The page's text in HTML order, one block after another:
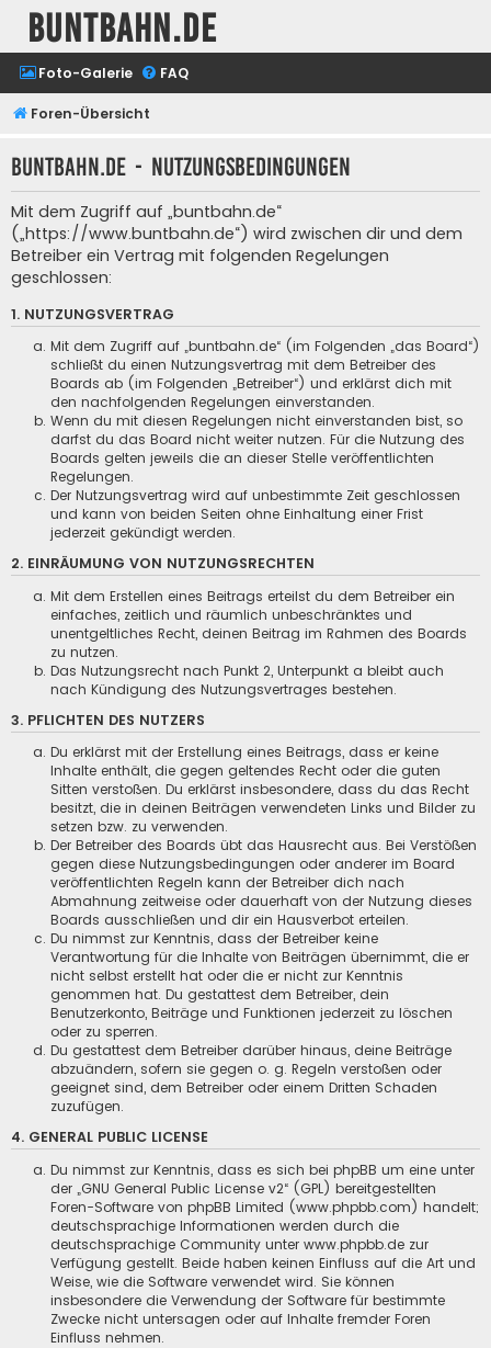
buntbahn.de
Foto-Galerie FAQ
Foren-Übersicht
buntbahn.de - Nutzungsbedingungen
Mit dem Zugriff auf „buntbahn.de“
(„https://www.buntbahn.de“) wird zwischen dir und dem
Betreiber ein Vertrag mit folgenden Regelungen
geschlossen:
1. NUTZUNGSVERTRAG
Mit dem Zugriff auf „buntbahn.de“ (im Folgenden „das Board“)
schließt du einen Nutzungsvertrag mit dem Betreiber des
Boards ab (im Folgenden „Betreiber“) und erklärst dich mit
den nachfolgenden Regelungen einverstanden.
Wenn du mit diesen Regelungen nicht einverstanden bist, so
darfst du das Board nicht weiter nutzen. Für die Nutzung des
Boards gelten jeweils die an dieser Stelle veröffentlichten
Regelungen.
Der Nutzungsvertrag wird auf unbestimmte Zeit geschlossen
und kann von beiden Seiten ohne Einhaltung einer Frist
jederzeit gekündigt werden.
2. EINRÄUMUNG VON NUTZUNGSRECHTEN
Mit dem Erstellen eines Beitrags erteilst du dem Betreiber ein
einfaches, zeitlich und räumlich unbeschränktes und
unentgeltliches Recht, deinen Beitrag im Rahmen des Boards
zu nutzen.
Das Nutzungsrecht nach Punkt 2, Unterpunkt a bleibt auch
nach Kündigung des Nutzungsvertrages bestehen.
3. PFLICHTEN DES NUTZERS
Du erklärst mit der Erstellung eines Beitrags, dass er keine
Inhalte enthält, die gegen geltendes Recht oder die guten
Sitten verstoßen. Du erklärst insbesondere, dass du das Recht
besitzt, die in deinen Beiträgen verwendeten Links und Bilder zu
setzen bzw. zu verwenden.
Der Betreiber des Boards übt das Hausrecht aus. Bei Verstößen
gegen diese Nutzungsbedingungen oder anderer im Board
veröffentlichten Regeln kann der Betreiber dich nach
Abmahnung zeitweise oder dauerhaft von der Nutzung dieses
Boards ausschließen und dir ein Hausverbot erteilen.
Du nimmst zur Kenntnis, dass der Betreiber keine
Verantwortung für die Inhalte von Beiträgen übernimmt, die er
nicht selbst erstellt hat oder die er nicht zur Kenntnis
genommen hat. Du gestattest dem Betreiber, dein
Benutzerkonto, Beiträge und Funktionen jederzeit zu löschen
oder zu sperren.
Du gestattest dem Betreiber darüber hinaus, deine Beiträge
abzuändern, sofern sie gegen o. g. Regeln verstoßen oder
geeignet sind, dem Betreiber oder einem Dritten Schaden
zuzufügen.
4. GENERAL PUBLIC LICENSE
Du nimmst zur Kenntnis, dass es sich bei phpBB um eine unter
der „GNU General Public License v2“ (GPL) bereitgestellten
Foren-Software von phpBB Limited (www.phpbb.com) handelt;
deutschsprachige Informationen werden durch die
deutschsprachige Community unter www.phpbb.de zur
Verfügung gestellt. Beide haben keinen Einfluss auf die Art und
Weise, wie die Software verwendet wird. Sie können
insbesondere die Verwendung der Software für bestimmte
Zwecke nicht untersagen oder auf Inhalte fremder Foren
Einfluss nehmen.